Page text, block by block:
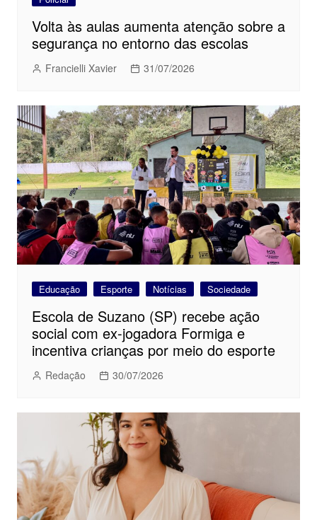
Volta às aulas aumenta atenção sobre a
segurança no entorno das escolas
Francielli Xavier 31/07/2026
Educação Esporte Notícias Sociedade
Escola de Suzano (SP) recebe ação
social com ex-jogadora Formiga e
incentiva crianças por meio do esporte
Redação 30/07/2026